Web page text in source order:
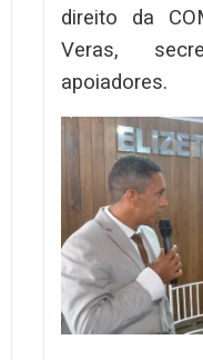
direito da
Veras,
apoiadores.